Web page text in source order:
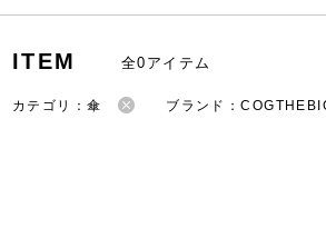
ITEM 全0アイテム
カテゴリ：傘 ブランド：